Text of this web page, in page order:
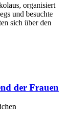
organisiert
und besuchte
sich über den
der Frauen